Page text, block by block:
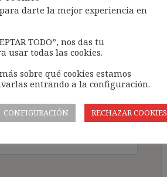
politica-
objetivo, representante
darte la mejor experiencia en
TODO”, nos das tu
usar todas las cookies.
sobre qué cookies estamos
entrando a la configuración.
CONFIGURACIÓN RECHAZAR COOKIES